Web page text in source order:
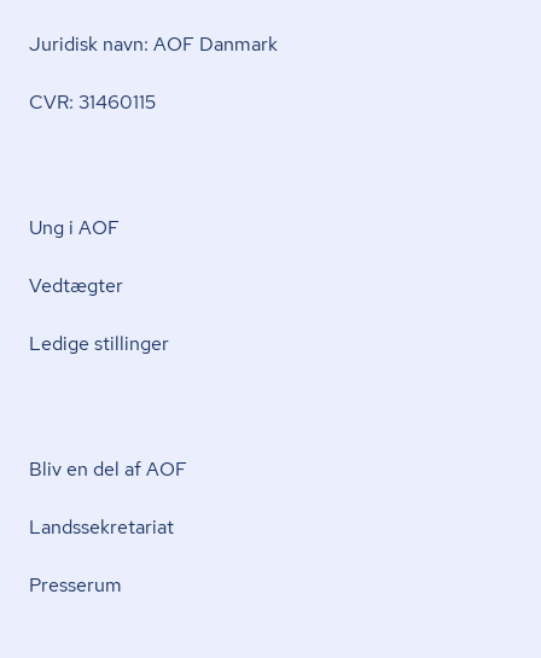
Juridisk navn: AOF Danmark
CVR: 31460115
Ung i AOF
Vedtægter
Ledige stillinger
Bliv en del af AOF
Lands­se­kre­ta­ri­at
Presserum